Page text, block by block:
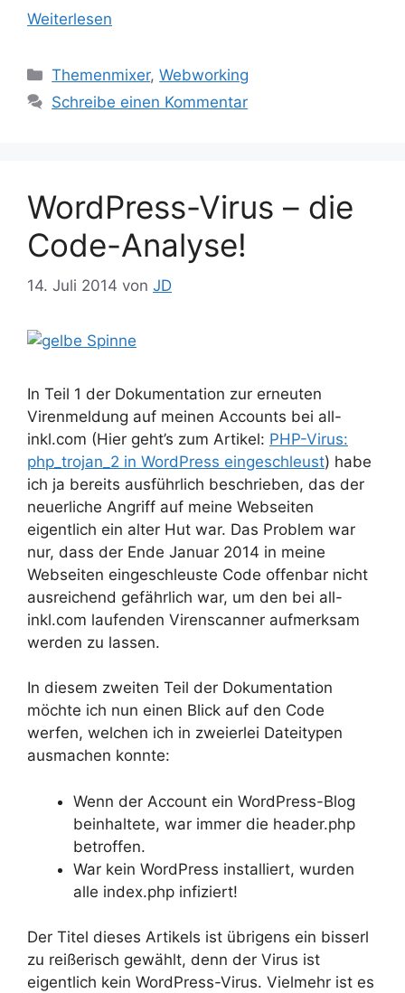
Weiterlesen
Kategorien
Themenmixer,Webworking
Schreibe einen Kommentar
WordPress-Virus – die
Code-Analyse!
14. Juli 2014 von JD
In Teil 1 der Dokumentation zur erneuten
Virenmeldung auf meinen Accounts bei all-
inkl.com (Hier geht’s zum Artikel: PHP-Virus:
php_trojan_2 in WordPress eingeschleust) habe
ich ja bereits ausführlich beschrieben, das der
neuerliche Angriff auf meine Webseiten
eigentlich ein alter Hut war. Das Problem war
nur, dass der Ende Januar 2014 in meine
Webseiten eingeschleuste Code offenbar nicht
ausreichend gefährlich war, um den bei all-
inkl.com laufenden Virenscanner aufmerksam
werden zu lassen.
In diesem zweiten Teil der Dokumentation
möchte ich nun einen Blick auf den Code
werfen, welchen ich in zweierlei Dateitypen
ausmachen konnte:
Wenn der Account ein WordPress-Blog
beinhaltete, war immer die header.php
betroffen.
War kein WordPress installiert, wurden
alle index.php infiziert!
Der Titel dieses Artikels ist übrigens ein bisserl
zu reißerisch gewählt, denn der Virus ist
eigentlich kein WordPress-Virus. Vielmehr ist es